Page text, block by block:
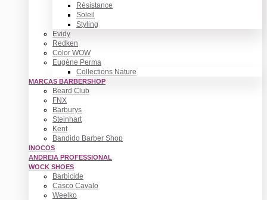
Résistance
Soleil
Styling
Evidy
Redken
Color WOW
Eugène Perma
Collections Nature
MARCAS BARBERSHOP
Beard Club
FNX
Barburys
Steinhart
Kent
Bandido Barber Shop
INOCOS
ANDREIA PROFESSIONAL
WOCK SHOES
Barbicide
Casco Cavalo
Weelko